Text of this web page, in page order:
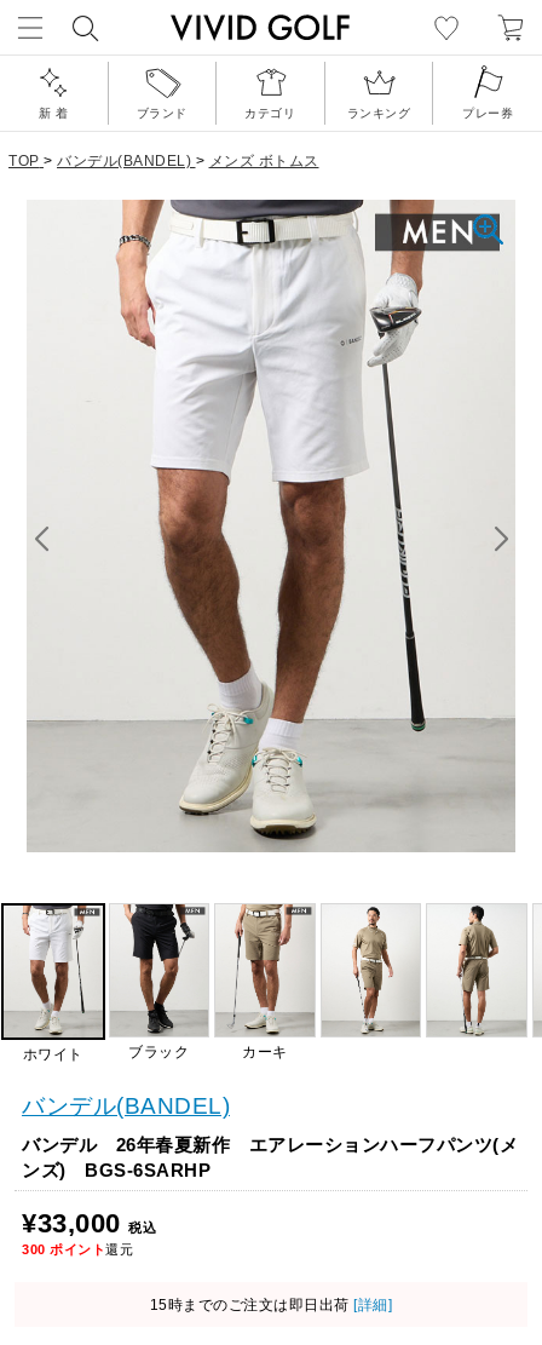
新 着 ブランド カテゴリ ランキング プレー券
TOP > バンデル(BANDEL) > メンズ ボトムス
ホワイト ブラック カーキ
バンデル(BANDEL)
バンデル 26年春夏新作 エアレーションハーフパンツ(メ
ンズ) BGS-6SARHP
¥33,000 税込
300 ポイント還元
15時までのご注文は即日出荷 [詳細]